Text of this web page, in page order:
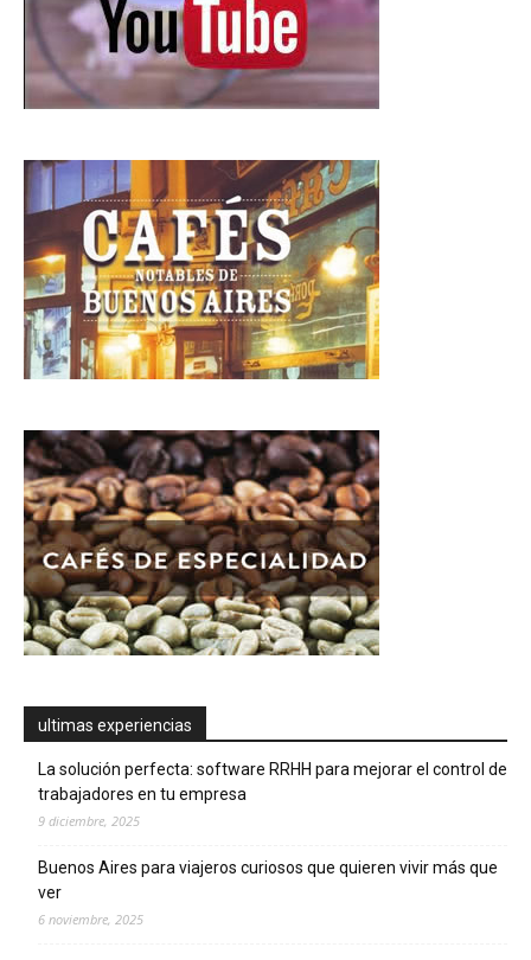
ultimas experiencias
La solución perfecta: software RRHH para mejorar el control de
trabajadores en tu empresa
9 diciembre, 2025
Buenos Aires para viajeros curiosos que quieren vivir más que
ver
6 noviembre, 2025